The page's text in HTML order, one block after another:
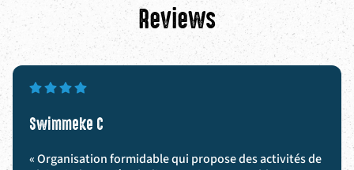
Reviews
Swimmeke C
« Organisation formidable qui propose des activités de